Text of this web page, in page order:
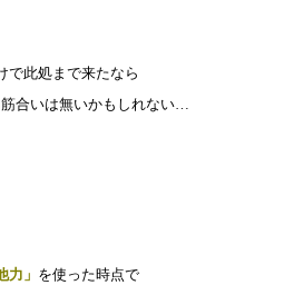
で此処まで来たなら
合いは無いかもしれない…
力」 を使った時点で